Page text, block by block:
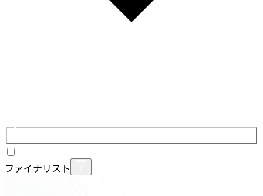
ファイナリスト